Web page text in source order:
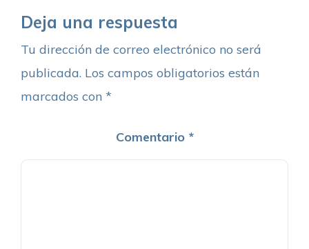
Deja una respuesta
Tu dirección de correo electrónico no será
publicada. Los campos obligatorios están
marcados con *
Comentario *